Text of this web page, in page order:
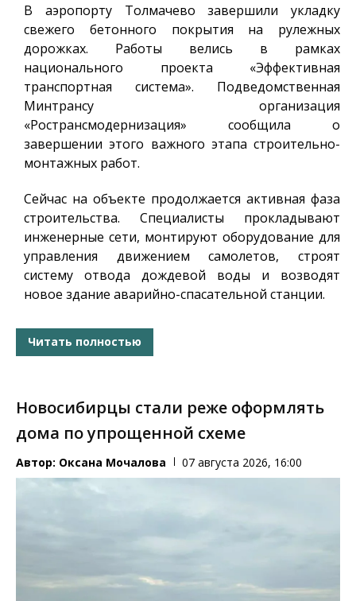
В аэропорту Толмачево завершили укладку
свежего бетонного покрытия на рулежных
дорожках. Работы велись в рамках
национального проекта «Эффективная
транспортная система». Подведомственная
Минтрансу организация
«Ространсмодернизация» сообщила о
завершении этого важного этапа строительно-
монтажных работ.
Сейчас на объекте продолжается активная фаза
строительства. Специалисты прокладывают
инженерные сети, монтируют оборудование для
управления движением самолетов, строят
систему отвода дождевой воды и возводят
новое здание аварийно-спасательной станции.
Читать полностью
Новосибирцы стали реже оформлять
дома по упрощенной схеме
Автор: Оксана Мочалова 07 августа 2026, 16:00